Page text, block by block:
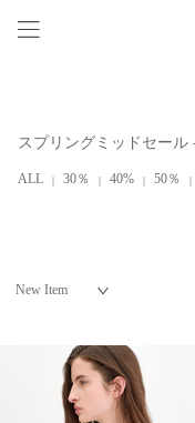
スプリングミッドセール
ALL 30％ 40% 50％